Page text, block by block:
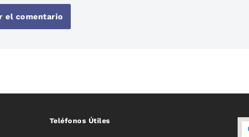
Teléfonos Útiles